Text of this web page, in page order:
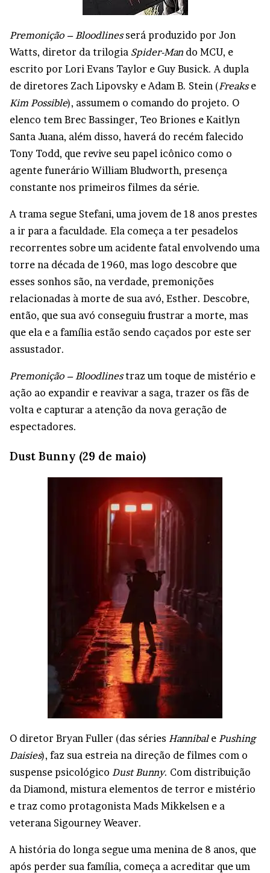
Premonição – Bloodlinesserá produzido por Jon
Watts, diretor da trilogia Spider-Man do MCU, e
escrito por Lori Evans Taylor e Guy Busick. A dupla
de diretores Zach Lipovsky e Adam B. Stein (Freakse
Kim Possible), assumem o comando do projeto. O
elenco tem Brec Bassinger, Teo Briones e Kaitlyn
Santa Juana, além disso, haverá do recém falecido
Tony Todd, que revive seu papel icônico como o
agente funerário William Bludworth, presença
constante nos primeiros filmes da série.
A trama segue Stefani, uma jovem de 18 anos prestes
a ir para a faculdade. Ela começa a ter pesadelos
recorrentes sobre um acidente fatal envolvendo uma
torre na década de 1960, mas logo descobre que
esses sonhos são, na verdade, premonições
relacionadas à morte de sua avó, Esther. Descobre,
então, que sua avó conseguiu frustrar a morte, mas
que ela e a família estão sendo caçados por este ser
assustador.
Premonição – Bloodlinestraz um toque de mistério e
ação ao expandir e reavivar a saga, trazer os fãs de
volta e capturar a atenção da nova geração de
espectadores.
Dust Bunny (29 de maio)
O diretor Bryan Fuller (das séries Hannibale Pushing
Daisies), faz sua estreia na direção de filmes com o
suspense psicológico Dust Bunny. Com distribuição
da Diamond, mistura elementos de terror e mistério
e traz como protagonista Mads Mikkelsen e a
veterana Sigourney Weaver.
A história do longa segue uma menina de 8 anos, que
após perder sua família, começa a acreditar que um